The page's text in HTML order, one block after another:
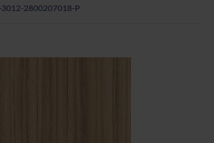
3012-2800207018-P